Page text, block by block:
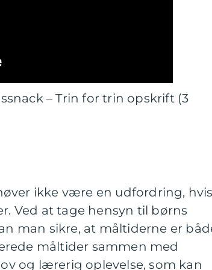
– Trin for trin opskrift (3
ikke være en udfordring,
Ved at tage hensyn til børns
man sikre, at måltiderne er
måltider sammen med
og lærerig oplevelse, som kan